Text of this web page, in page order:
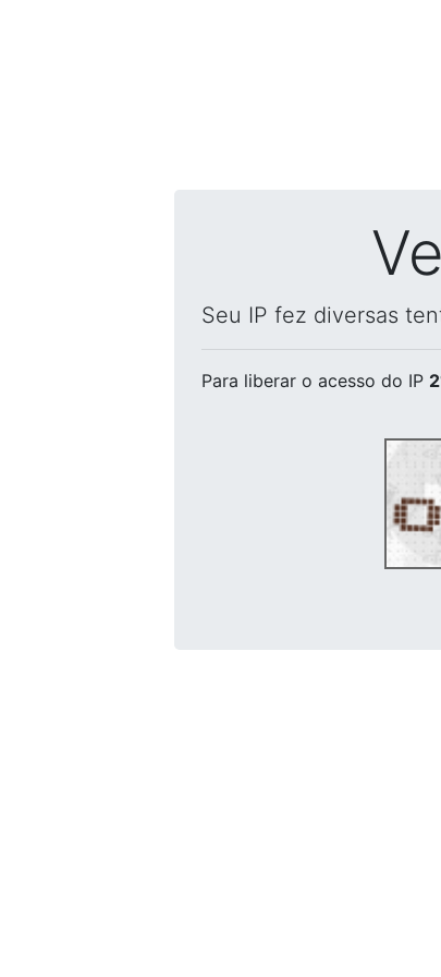
Seu IP fez diversas
Para liberar o acesso do IP